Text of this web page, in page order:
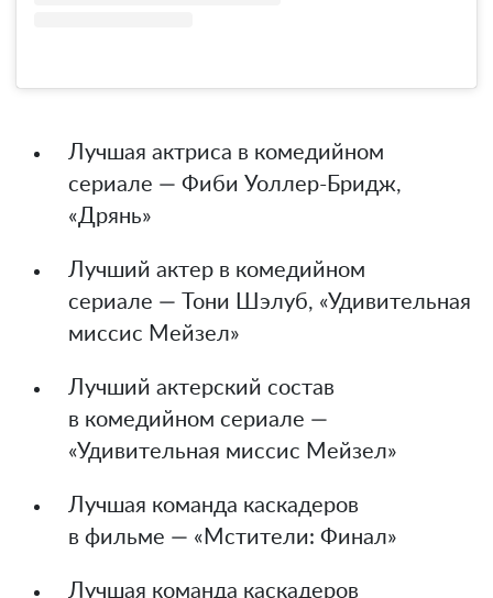
Лучшая актриса в комедийном
сериале — Фиби Уоллер-Бридж,
«Дрянь»
Лучший актер в комедийном
сериале — Тони Шэлуб, «Удивительная
миссис Мейзел»
Лучший актерский состав
в комедийном сериале —
«Удивительная миссис Мейзел»
Лучшая команда каскадеров
в фильме — «Мстители: Финал»
Лучшая команда каскадеров